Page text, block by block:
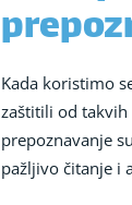
Kada koristimo
zaštitili od takvih
prepoznavanje
pažljivo čitanje i